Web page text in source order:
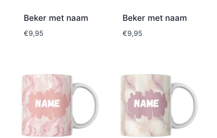
Beker met naam
€9,95
Beker met naam
€9,95